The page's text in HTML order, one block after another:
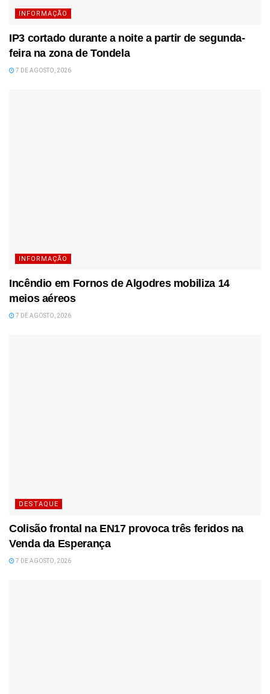
INFORMAÇÃO
IP3 cortado durante a noite a partir de segunda-
feira na zona de Tondela
7 DE AGOSTO, 2026
INFORMAÇÃO
Incêndio em Fornos de Algodres mobiliza 14
meios aéreos
7 DE AGOSTO, 2026
DESTAQUE
Colisão frontal na EN17 provoca três feridos na
Venda da Esperança
7 DE AGOSTO, 2026